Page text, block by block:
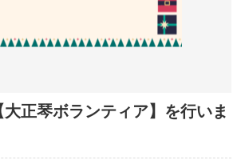
正琴ボランティア】を行いま